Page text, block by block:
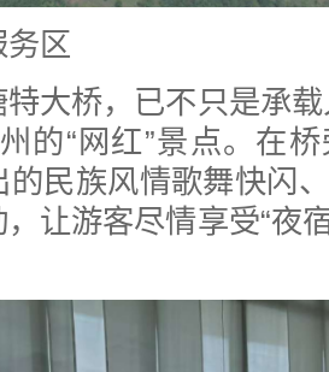
区
桥，已不只是承载
的“网红”景点。在
的民族风情歌舞快闪
让游客尽情享受“夜